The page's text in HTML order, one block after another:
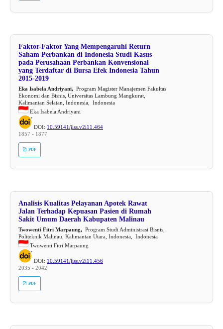
Faktor-Faktor Yang Mempengaruhi Return
Saham Perbankan di Indonesia Studi Kasus
pada Perusahaan Perbankan Konvensional
yang Terdaftar di Bursa Efek Indonesia Tahun
2015-2019
Eka Isabela Andriyani,Program Magister Manajemen Fakultas
Ekonomi dan Bisnis, Universitas Lambung Mangkurat,
Kalimantan Selatan, Indonesia, Indonesia
Eka Isabela Andriyani
DOI: 10.59141/jiss.v2i11.464
1857 - 1877
PDF
Analisis Kualitas Pelayanan Apotek Rawat
Jalan Terhadap Kepuasan Pasien di Rumah
Sakit Umum Daerah Kabupaten Malinau
Twowenti Fitri Marpaung,Program Studi Administrasi Bisnis,
Politeknik Malinau, Kalimantan Utara, Indonesia, Indonesia
Twowenti Fitri Marpaung
DOI: 10.59141/jiss.v2i11.456
2035 - 2042
PDF